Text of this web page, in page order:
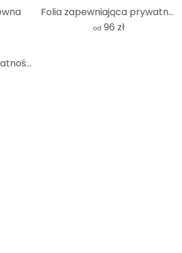
Folia zapewniająca prywatność Holland tiles 02
od 96 zł
Błyszczący film o prywatności rozgwiazdy